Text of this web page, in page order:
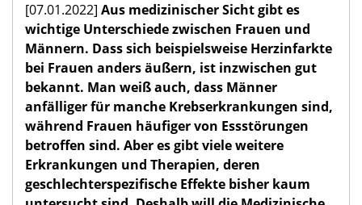
[07.01.2022] Aus medizinischer Sicht gibt es
wichtige Unterschiede zwischen Frauen und
Männern. Dass sich beispielsweise Herzinfarkte
bei Frauen anders äußern, ist inzwischen gut
bekannt. Man weiß auch, dass Männer
anfälliger für manche Krebserkrankungen sind,
während Frauen häufiger von Essstörungen
betroffen sind. Aber es gibt viele weitere
Erkrankungen und Therapien, deren
geschlechterspezifische Effekte bisher kaum